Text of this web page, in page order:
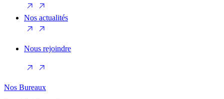
Nos actualités
Nous rejoindre
Nos Bureaux